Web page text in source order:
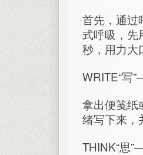
首先，通过
式呼吸，先
秒，用力大
WRITE“写
拿出便笺纸
绪写下来，
THINK“思